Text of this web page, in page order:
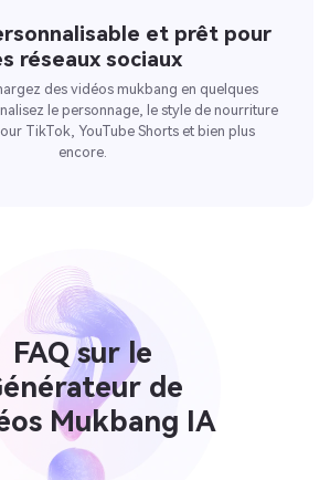
et prêt pour
réseaux sociaux
des vidéos mukbang en quelques
le personnage, le style de nourriture
TikTok, YouTube Shorts et bien plus
encore.
FAQ sur le
de
Mukbang IA